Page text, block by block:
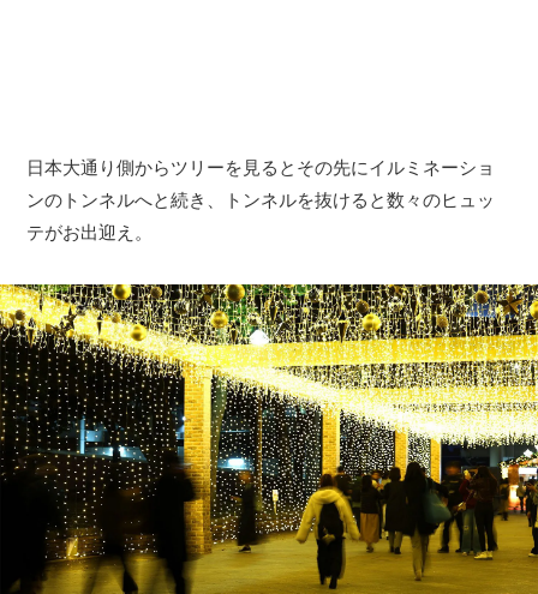
日本大通り側からツリーを見るとその先にイルミネーショ
ンのトンネルへと続き、トンネルを抜けると数々のヒュッ
テがお出迎え。